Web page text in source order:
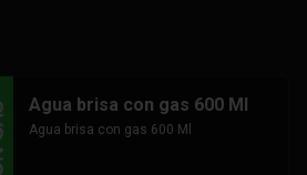
Agua brisa con gas 600 Ml
Agua brisa con gas 600 Ml